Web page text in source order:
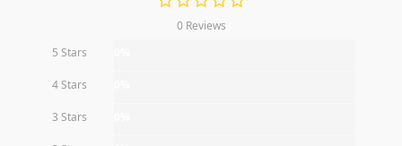
0 Reviews
5 Stars
4 Stars
3 Stars